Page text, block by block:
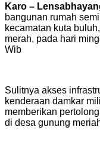
Karo –
bangunan rumah
kecamatan kuta
merah, pada hari
Wib
Sulitnya akses
kenderaan damkar
memberikan
di desa gunung